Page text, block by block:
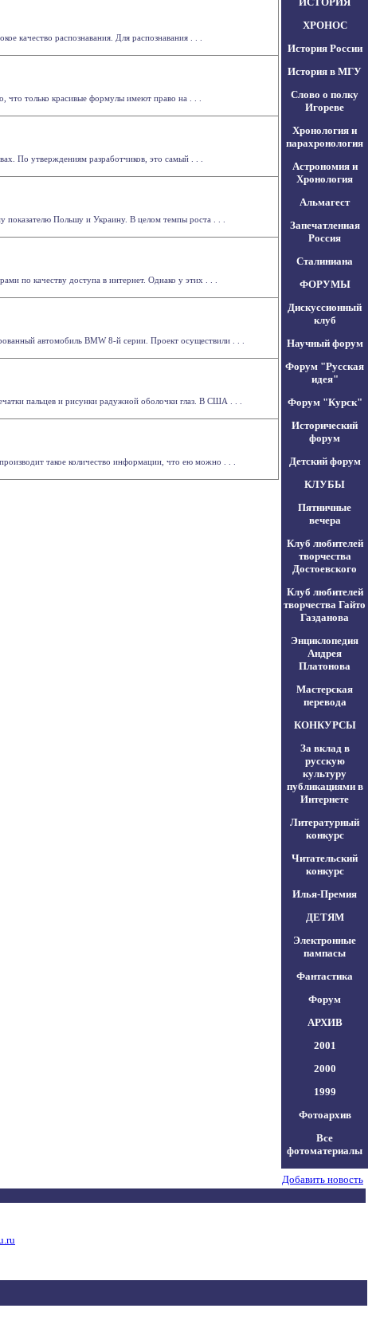
качество распознавания. Для распознавания . . .
что только красивые формулы имеют право на . . .
По утверждениям разработчиков, это самый . . .
показателю Польшу и Украину. В целом темпы роста . . .
по качеству доступа в интернет. Однако у этих . . .
автомобиль BMW 8-й серии. Проект осуществили . . .
пальцев и рисунки радужной оболочки глаз. В США . . .
такое количество информации, что ею можно . . .
ХРОНОС
История России
История в МГУ
Слово о полку
Игореве
Хронология и
парахронология
Астрономия и
Хронология
Альмагест
Запечатленная
Россия
Сталиниана
ФОРУМЫ
Дискуссионный
клуб
Научный форум
Форум "Русская
идея"
Форум "Курск"
Исторический
форум
Детский форум
КЛУБЫ
Пятничные
вечера
Клуб любителей
творчества
Достоевского
Клуб любителей
творчества Гайто
Газданова
Энциклопедия
Андрея
Платонова
Мастерская
перевода
КОНКУРСЫ
За вклад в
русскую
культуру
публикациями в
Интернете
Литературный
конкурс
Читательский
конкурс
Илья-Премия
ДЕТЯМ
Электронные
пампасы
Фантастика
Форум
АРХИВ
2001
2000
1999
Фотоархив
Все
фотоматериалы
Добавить новость